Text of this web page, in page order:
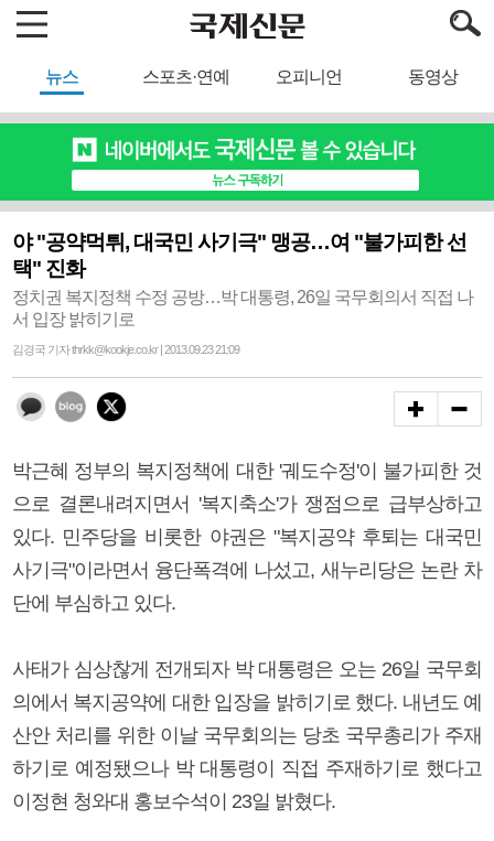
뉴스 스포츠·연예 오피니언 동영상
야 "공약먹튀, 대국민 사기극" 맹공…여 "불가피한 선
택" 진화
정치권 복지정책 수정 공방…박 대통령, 26일 국무회의서 직접 나
서 입장 밝히기로
김경국 기자 thrkk@kookje.co.kr | 2013.09.23 21:09
박근혜 정부의 복지정책에 대한 '궤도수정'이 불가피한 것
으로 결론내려지면서 '복지축소'가 쟁점으로 급부상하고
있다. 민주당을 비롯한 야권은 "복지공약 후퇴는 대국민
사기극"이라면서 융단폭격에 나섰고, 새누리당은 논란 차
단에 부심하고 있다.
사태가 심상찮게 전개되자 박 대통령은 오는 26일 국무회
의에서 복지공약에 대한 입장을 밝히기로 했다. 내년도 예
산안 처리를 위한 이날 국무회의는 당초 국무총리가 주재
하기로 예정됐으나 박 대통령이 직접 주재하기로 했다고
이정현 청와대 홍보수석이 23일 밝혔다.